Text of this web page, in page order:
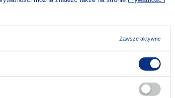
Język
Zawsze aktywne